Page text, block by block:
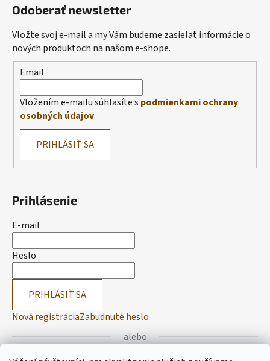
Odoberať newsletter
Vložte svoj e-mail a my Vám budeme zasielať informácie o
nových produktoch na našom e-shope.
Email
Vložením e-mailu súhlasíte s podmienkami ochrany
osobných údajov
PRIHLÁSIŤ SA
Prihlásenie
E-mail
Heslo
PRIHLÁSIŤ SA
Nová registráciaZabudnuté heslo
alebo